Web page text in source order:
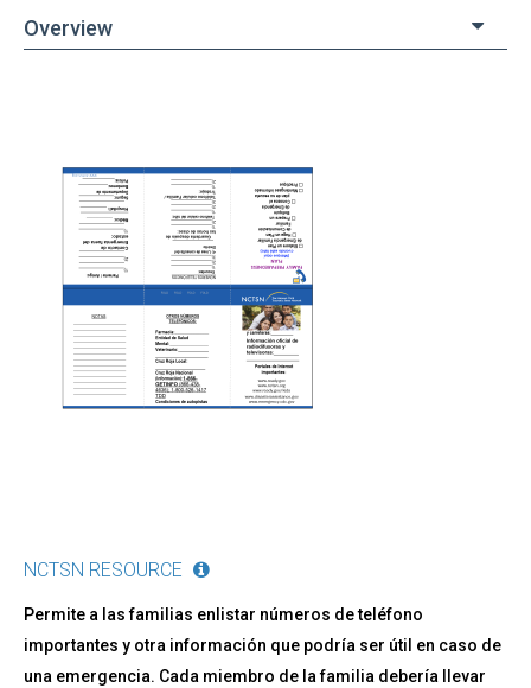
are
Overview
Preparación
para
Familia
NCTSN RESOURCE
Permite a las familias enlistar números de teléfono
importantes y otra información que podría ser útil en caso de
una emergencia. Cada miembro de la familia debería llevar